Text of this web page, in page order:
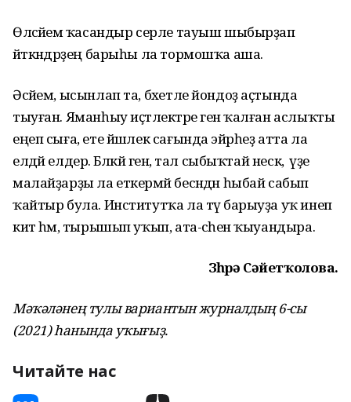
Өләсәйемә ҡасандыр серле тауыш шыбырҙап
әйткәндәрҙең барыһы ла тормошҡа аша.
Әсәйем, ысынлап та, бәхетле йондоҙ аҫтында
тыуған. Яманһыу иҫтәлектәре генә ҡалған аслыҡты
еңеп сыға, ете йәшлек сағында эйәрһеҙ атта ла
елдәй елдерә. Бәләкәй генә, тал сыбыҡтай нескә, ә үҙе
малайҙарҙы ла еткермәй бесәндән һыбай сабып
ҡайтыр була. Институтҡа ла тәү барыуҙа уҡ инеп
китә һәм, тырышып уҡып, ата-әсәһен ҡыуандыра.
Зөһрә Сәйетҡолова.
Мәҡәләнең тулы вариантын журналдың 6-сы
(2021) һанында уҡығыҙ.
Читайте нас